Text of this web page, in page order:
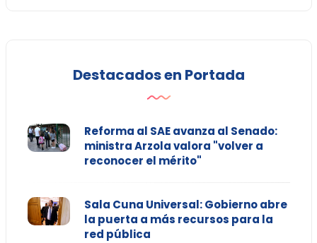
Destacados en Portada
Reforma al SAE avanza al Senado:
ministra Arzola valora "volver a
reconocer el mérito"
Sala Cuna Universal: Gobierno abre
la puerta a más recursos para la
red pública